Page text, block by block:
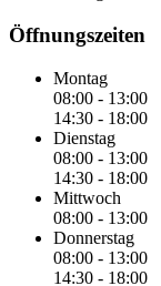
Öffnungszeiten
Montag
08:00 - 13:00
14:30 - 18:00
Dienstag
08:00 - 13:00
14:30 - 18:00
Mittwoch
08:00 - 13:00
Donnerstag
08:00 - 13:00
14:30 - 18:00